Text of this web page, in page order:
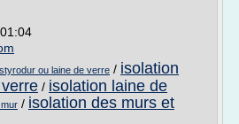
ou laine de verre / isolation
/ isolation laine de
/ isolation des murs et